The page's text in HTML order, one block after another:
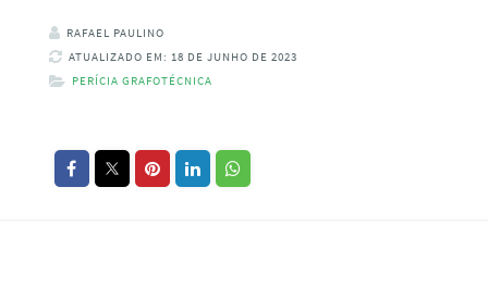
RAFAEL PAULINO
ATUALIZADO EM: 18 DE JUNHO DE 2023
PERÍCIA GRAFOTÉCNICA